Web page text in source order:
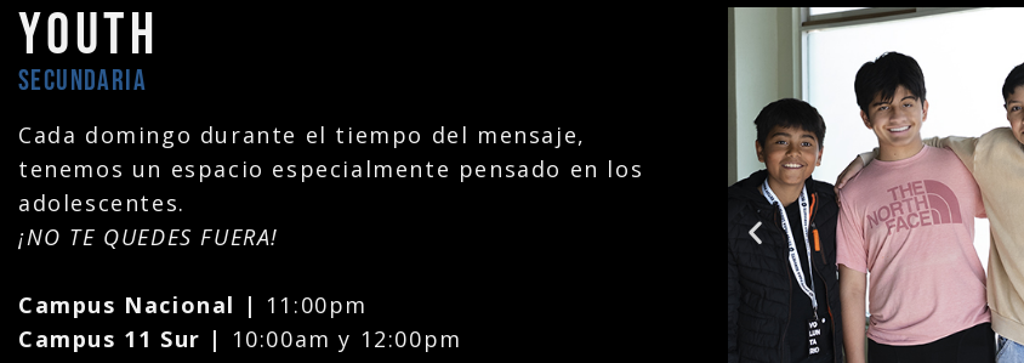
Youth
Secundaria
Cada domingo durante el tiempo del mensaje,
tenemos un espacio especialmente pensado en los
adolescentes.
¡NO TE QUEDES FUERA!
Campus Nacional | 11:00pm
Campus 11 Sur |
10:00am y 12:00pm